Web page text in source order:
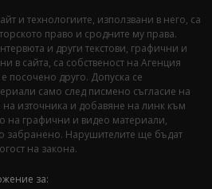
и технологиите, използвани в него, са
право и сродните му права.
и други текстови, графични и
в сайта, са собственост на Агенция
посочено друго. Допуска се
само след писмено съгласие на
източника и добавяне на линк към
на графични и видео материали,
забранено. Нарушителите ще бъдат
на закона.
за: